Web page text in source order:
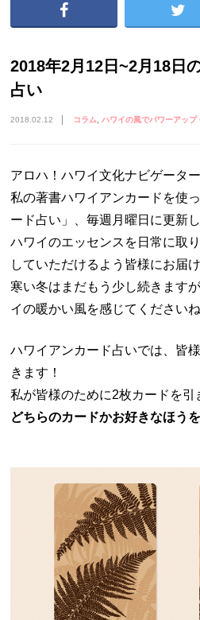
2018年2月12日~2月18日
占い
2018.02.12 コラム ハワイの風でパワーアッ
アロハ！ハワイ文化ナビゲータ
私の著書ハワイアンカードを使
ード占い」、毎週月曜日に更新
ハワイのエッセンスを日常に取
していただけるよう皆様にお届
寒い冬はまだもう少し続きます
イの暖かい風を感じてくださいね
ハワイアンカード占いでは、皆
きます！
私が皆様のために2枚カードを引
どちらのカードかお好きなほう